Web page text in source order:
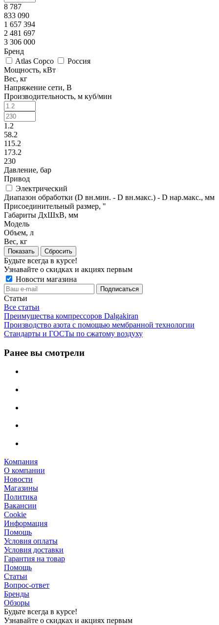
8 787
833 090
1 657 394
2 481 697
3 306 000
Бренд
Atlas Copco
Россия
Мощность, кВт
Вес, кг
Напряжение сети, В
Производительность, м куб/мин
1.2
58.2
115.2
173.2
230
Давление, бар
Привод
Электрический
Диапазон обработки (D вн.мин. - D вн.макс.) - D нар.макс., мм
Присоединительный размер, "
Габариты ДхШхВ, мм
Модель
Объем, л
Вес, кг
Сбросить
Будьте всегда в курсе!
Узнавайте о скидках и акциях первым
Новости магазина
Статьи
Все статьи
Преимущества компрессоров Dalgakiran
Производство азота с помощью мембранной технологии
Стандарты и ГОСТы по сжатому воздуху
Ранее вы смотрели
Компания
О компании
Новости
Магазины
Политика
Вакансии
Сookie
Информация
Помощь
Условия оплаты
Условия доставки
Гарантия на товар
Помощь
Статьи
Вопрос-ответ
Бренды
Обзоры
Будьте всегда в курсе!
Узнавайте о скидках и акциях первым